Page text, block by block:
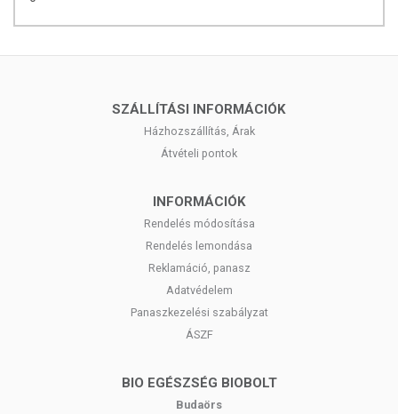
céllal alkalmazzák.
Elkészítési
Az eltávolítandó folyadékot csöpögtesd le a tésztáról.
Alapos öblítés után, a felhasználási célnak
megfelelően készítsd elő.
percig az ízlés szerint választott hozzávalókkal.
SZÁLLÍTÁSI INFORMÁCIÓK
Házhozszállítás, Árak
Átvételi pontok
INFORMÁCIÓK
Rendelés módosítása
Rendelés lemondása
Reklamáció, panasz
Adatvédelem
Panaszkezelési szabályzat
ÁSZF
BIO EGÉSZSÉG BIOBOLT
Budaörs